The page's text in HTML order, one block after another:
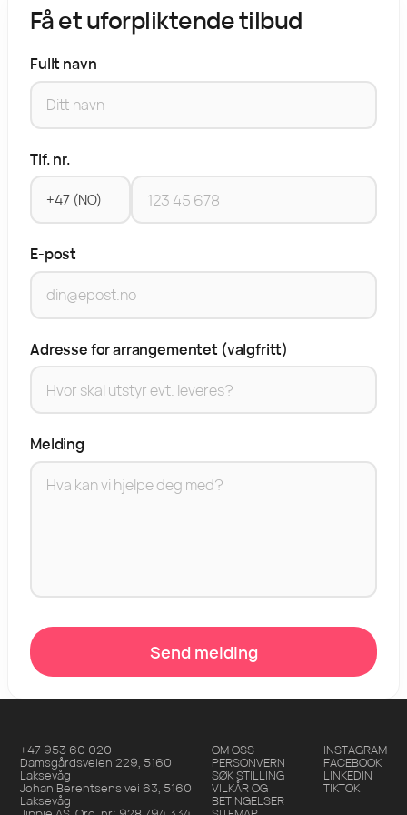
Få et uforpliktende tilbud
Fullt navn
Tlf. nr.
E-post
Adresse for arrangementet (valgfritt)
Melding
Send melding
+47 953 60 020
Damsgårdsveien 229,5160
Laksevåg
Johan Berentsens vei 63,5160
Laksevåg
OM OSS
PERSONVERN
SØK STILLING
VILKÅR OG
BETINGELSER
INSTAGRAM
FACEBOOK
LINKEDIN
TIKTOK